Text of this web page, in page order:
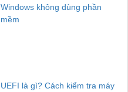
Windows không dùng phần
mềm
UEFI là gì? Cách kiểm tra máy